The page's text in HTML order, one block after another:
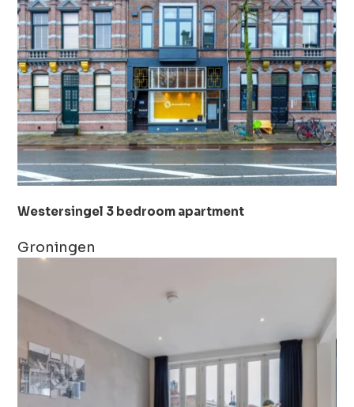
Westersingel 3 bedroom apartment
Groningen